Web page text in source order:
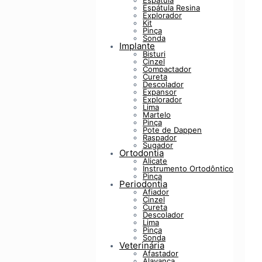
Espátula Resina
Explorador
Kit
Pinça
Sonda
Implante
Bisturi
Cinzel
Compactador
Cureta
Descolador
Expansor
Explorador
Lima
Martelo
Pinça
Pote de Dappen
Raspador
Sugador
Ortodontia
Alicate
Instrumento Ortodôntico
Pinça
Periodontia
Afiador
Cinzel
Cureta
Descolador
Lima
Pinça
Sonda
Veterinária
Afastador